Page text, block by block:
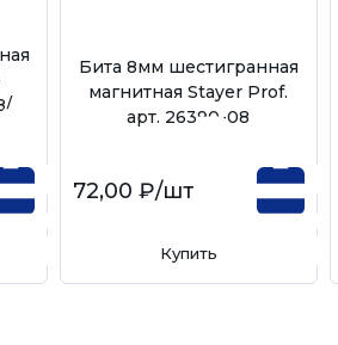
Бита 8мм шестигранная
магнитная Stayer Prof.
арт. 26390-08
72,00 ₽/шт
Купить